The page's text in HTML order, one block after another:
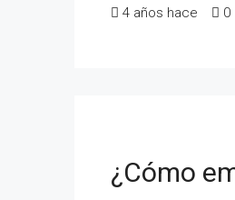
4 años hace 0
¿Cómo